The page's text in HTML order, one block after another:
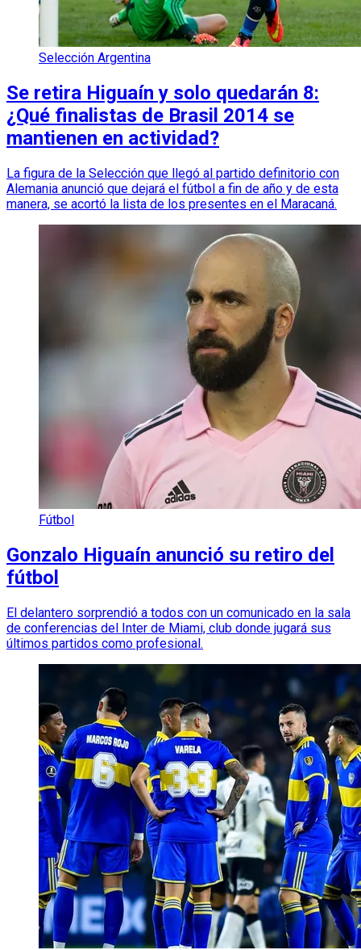
Selección Argentina
Se retira Higuaín y solo quedarán 8:
¿Qué finalistas de Brasil 2014 se
mantienen en actividad?
La figura de la Selección que llegó al partido definitorio con
Alemania anunció que dejará el fútbol a fin de año y de esta
manera, se acortó la lista de los presentes en el Maracaná.
Fútbol
Gonzalo Higuaín anunció su retiro del
fútbol
El delantero sorprendió a todos con un comunicado en la sala
de conferencias del Inter de Miami, club donde jugará sus
últimos partidos como profesional.